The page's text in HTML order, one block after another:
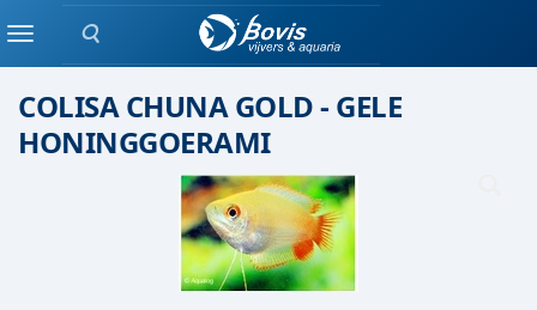
Zoeken
MenuEenlingen / Paren vis
COLISA CHUNA GOLD - GELE
HONINGGOERAMI